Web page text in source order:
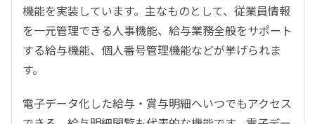
機能を実装しています。主なものとして、従業員情報
を一元管理できる人事機能、給与業務全般をサポート
する給与機能、個人番号管理機能などが挙げられま
す。
電子データ化した給与・賞与明細へいつでもアクセス